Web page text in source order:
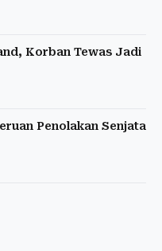
Korban Tewas Jadi
Penolakan Senjata